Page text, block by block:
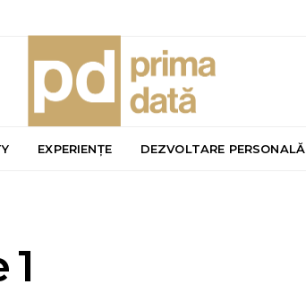
EXPERIENȚE DEZVOLTARE PERSONALĂ